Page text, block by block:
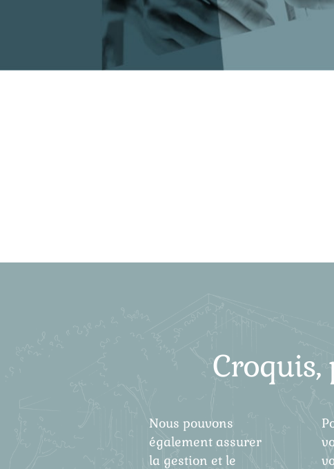
Croquis,
Nous pouvons
également assurer
la gestion et le